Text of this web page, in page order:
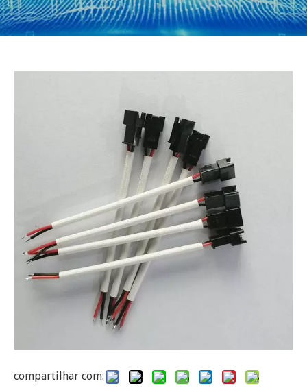
compartilhar com: